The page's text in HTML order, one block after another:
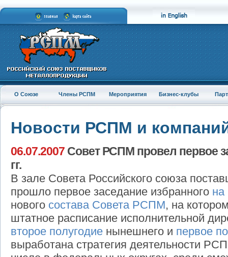
О Союзе Члены РСПМ Мероприятия Бизнес-клубы
Новости РСПМ и
06.07.2007 Совет РСПМ провел первое
гг.
В зале Совета Российского союза
прошло первое заседание избранного на
нового состава Совета РСПМ, на
штатное расписание исполнительной
второе полугодие нынешнего и первое
выработана стратегия деятельности